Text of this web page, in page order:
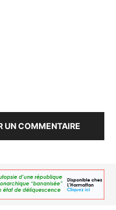
UN COMMENTAIRE